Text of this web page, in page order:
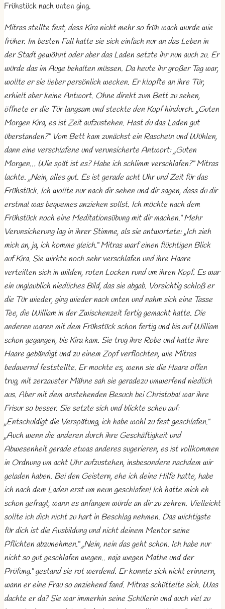
Frühstück nach unten ging.
Mitras stellte fest, dass Kira nicht mehr so früh wach wurde wie
früher. Im besten Fall hatte sie sich einfach nur an das Leben in
der Stadt gewöhnt oder aber das Laden setzte ihr nun auch zu. Er
würde das im Auge behalten müssen. Da heute ihr großer Tag war,
wollte er sie lieber persönlich wecken. Er klopfte an ihre Tür,
erhielt aber keine Antwort. Ohne direkt zum Bett zu sehen,
öffnete er die Tür langsam und steckte den Kopf hindurch. „Guten
Morgen Kira, es ist Zeit aufzustehen. Hast du das Laden gut
überstanden?“ Vom Bett kam zunächst ein Rascheln und Wühlen,
dann eine verschlafene und verunsicherte Antwort: „Guten
Morgen… Wie spät ist es? Habe ich schlimm verschlafen?“ Mitras
lachte. „Nein, alles gut. Es ist gerade acht Uhr und Zeit für das
Frühstück. Ich wollte nur nach dir sehen und dir sagen, dass du dir
erstmal was bequemes anziehen sollst. Ich möchte nach dem
Frühstück noch eine Meditationsübung mit dir machen.“ Mehr
Verunsicherung lag in ihrer Stimme, als sie antwortete: „Ich zieh
mich an, ja, ich komme gleich.“ Mitras warf einen flüchtigen Blick
auf Kira. Sie wirkte noch sehr verschlafen und ihre Haare
verteilten sich in wilden, roten Locken rund um ihren Kopf. Es war
ein unglaublich niedliches Bild, das sie abgab. Vorsichtig schloß er
die Tür wieder, ging wieder nach unten und nahm sich eine Tasse
Tee, die William in der Zwischenzeit fertig gemacht hatte. Die
anderen waren mit dem Frühstück schon fertig und bis auf William
schon gegangen, bis Kira kam. Sie trug ihre Robe und hatte ihre
Haare gebändigt und zu einem Zopf verflochten, wie Mitras
bedauernd feststellte. Er mochte es, wenn sie die Haare offen
trug, mit zerzauster Mähne sah sie geradezu umwerfend niedlich
aus. Aber mit dem anstehenden Besuch bei Christobal war ihre
Frisur so besser. Sie setzte sich und blickte scheu auf:
„Entschuldigt die Verspätung, ich habe wohl zu fest geschlafen.“
„Auch wenn die anderen durch ihre Geschäftigkeit und
Abwesenheit gerade etwas anderes sugerieren, es ist vollkommen
in Ordnung um acht Uhr aufzustehen, insbesondere nachdem wir
geladen haben. Bei den Geistern, ehe ich deine Hilfe hatte, habe
ich nach dem Laden erst um neun geschlafen! Ich hatte mich eh
schon gefragt, wann es anfangen würde an dir zu zehren. Vielleicht
sollte ich dich nicht zu hart in Beschlag nehmen. Das wichtigste
für dich ist die Ausbildung und nicht deinem Mentor seine
Pflichten abzunehmen.“ „Nein, nein das geht schon. Ich habe nur
nicht so gut geschlafen wegen.. naja wegen Mathe und der
Prüfung.“ gestand sie rot werdend. Er konnte sich nicht erinnern,
wann er eine Frau so anziehend fand. Mitras schüttelte sich. Was
dachte er da? Sie war immerhin seine Schülerin und auch viel zu